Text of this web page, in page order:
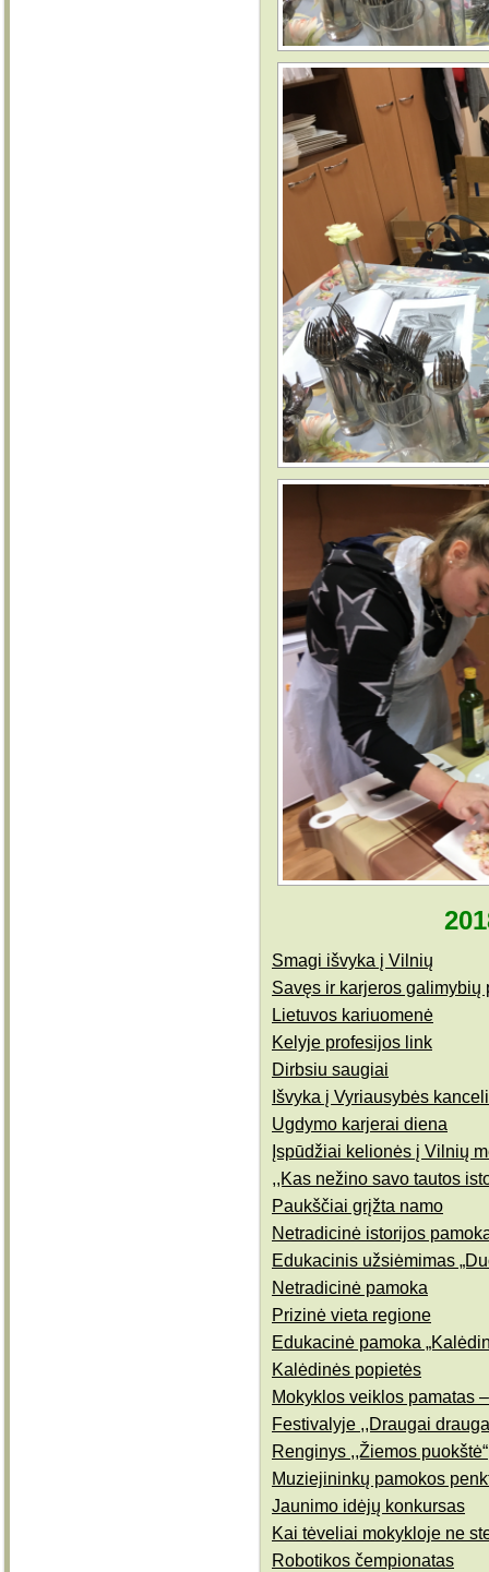
Smagi išvyka į Vilnių
Savęs ir karjeros galimybių
Lietuvos kariuomenė
Kelyje profesijos link
Dirbsiu saugiai
Išvyka į Vyriausybės
Ugdymo karjerai diena
Įspūdžiai kelionės į Vilnių
,,Kas nežino savo tautos
Paukščiai grįžta namo
Netradicinė istorijos
Edukacinis užsiėmimas
Netradicinė pamoka
Prizinė vieta regione
Edukacinė pamoka
Kalėdinės popietės
Mokyklos veiklos pamatas
Festivalyje ,,Draugai
Renginys ,,Žiemos puokštė“
Muziejininkų pamokos
Jaunimo idėjų konkursas
Kai tėveliai mokykloje ne
Robotikos čempionatas